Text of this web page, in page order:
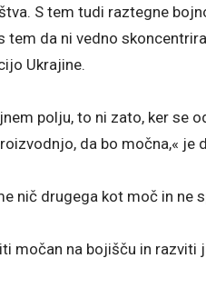
S tem tudi raztegne
da ni vedno
Ukrajine.
polju, to ni zato, ker se
da bo močna,« je
nič drugega kot moč in ne
močan na bojišču in razviti